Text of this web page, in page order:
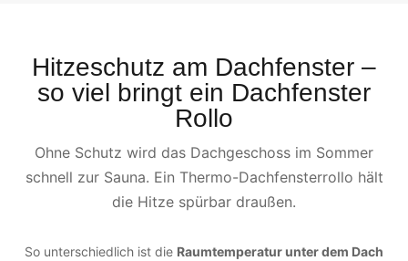
Hitzeschutz am Dachfenster –
so viel bringt ein Dachfenster
Rollo
Ohne Schutz wird das Dachgeschoss im Sommer
schnell zur Sauna. Ein Thermo-Dachfensterrollo hält
die Hitze spürbar draußen.
So unterschiedlich ist die Raumtemperatur unter dem Dach